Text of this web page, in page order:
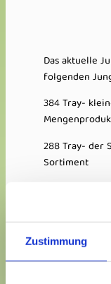
Zustimmung
Das aktuelle
folgenden
384 Tray-
288 Tray- der
Sortiment
128 Tray-
72 Tray- für
50 Tray- für